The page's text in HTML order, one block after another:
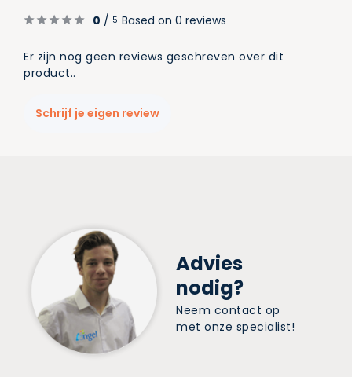
0 / 5 Based on 0 reviews
Er zijn nog geen reviews geschreven over dit
product..
Schrijf je eigen review
Advies
nodig?
Neem contact op
met onze specialist!